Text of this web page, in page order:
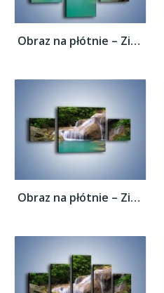
Obraz na płótnie – Zieleń woda i ryby –...
Obraz na płótnie – Zieleń woda i ryby –...